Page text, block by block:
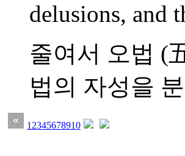
delusions, and
줄여서 오법 (
법의 자성을
1 2345678910